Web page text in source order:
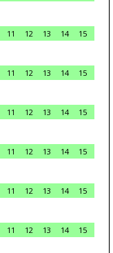
11 12 13 14
15
11 12 13 14
15
11 12 13 14
15
11 12 13 14
15
11 12 13 14
15
11 12 13 14
15